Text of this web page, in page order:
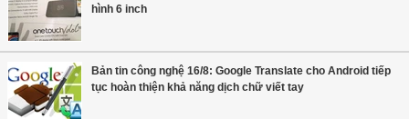
hình 6 inch
Bản tin công nghệ 16/8: Google Translate cho Android tiếp
tục hoàn thiện khả năng dịch chữ viết tay